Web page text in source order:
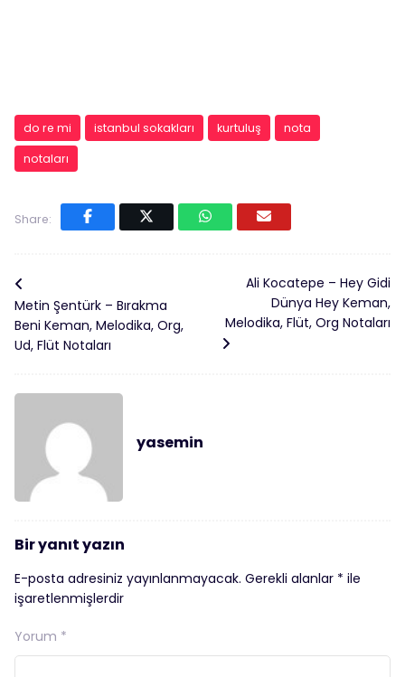
do re mi istanbul sokakları kurtuluş
nota
notaları
Share:
Metin Şentürk – Bırakma
Beni Keman, Melodika, Org,
Ud, Flüt Notaları
Ali Kocatepe – Hey Gidi
Dünya Hey Keman,
Melodika, Flüt, Org Notaları
yasemin
Bir yanıt yazın
E-posta adresiniz yayınlanmayacak. Gerekli alanlar * ile
işaretlenmişlerdir
Yorum *